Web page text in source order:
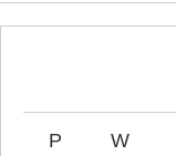
P W